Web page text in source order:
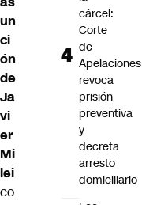
un
ci
ón
de
Ja
vi
er
Mi
lei
co
cárcel:
Corte
de
Apelaciones
revoca
prisión
preventiva
y
decreta
arresto
domiciliario